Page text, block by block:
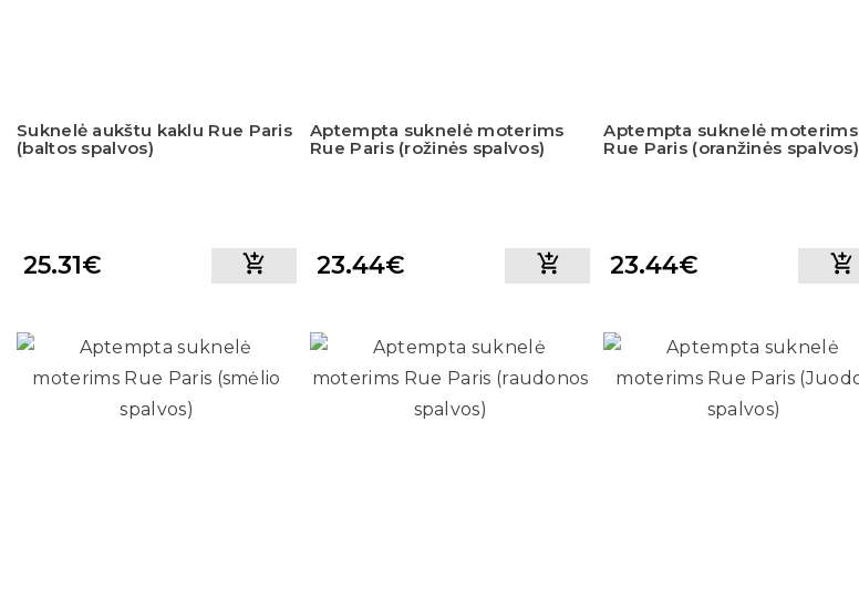
Suknelė aukštu kaklu Rue Paris
(baltos spalvos)
25.31€
Aptempta suknelė moterims
Rue Paris (rožinės spalvos)
23.44€
Aptempta suknelė moterims
Rue Paris (oranžinės spalvos)
23.44€